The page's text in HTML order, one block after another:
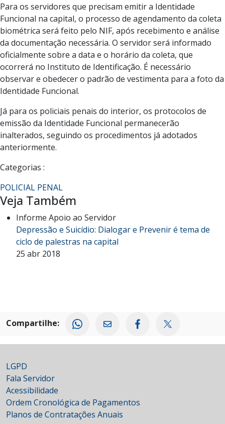
Para os servidores que precisam emitir a Identidade
Funcional na capital, o processo de agendamento da coleta
biométrica será feito pelo NIF, após recebimento e análise
da documentação necessária. O servidor será informado
oficialmente sobre a data e o horário da coleta, que
ocorrerá no Instituto de Identificação. É necessário
observar e obedecer o padrão de vestimenta para a foto da
Identidade Funcional.
Já para os policiais penais do interior, os protocolos de
emissão da Identidade Funcional permanecerão
inalterados, seguindo os procedimentos já adotados
anteriormente.
Categorias :
POLICIAL PENAL
Veja Também
Informe Apoio ao Servidor
Depressão e Suicídio: Dialogar e Prevenir é tema de
ciclo de palestras na capital
25 abr 2018
Compartilhe:
LGPD
Fala Servidor
Acessibilidade
Ordem Cronológica de Pagamentos
Planos de Contratações Anuais